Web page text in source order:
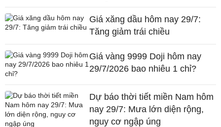
Giá xăng dầu hôm nay 29/7:
Tăng giảm trái chiều
Giá vàng 9999 Doji hôm nay
29/7/2026 bao nhiêu 1 chỉ?
Dự báo thời tiết miền Nam hôm
nay 29/7: Mưa lớn diện rộng,
nguy cơ ngập úng